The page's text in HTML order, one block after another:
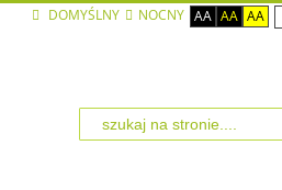
DOMYŚLNY NOCNY AA AA AA